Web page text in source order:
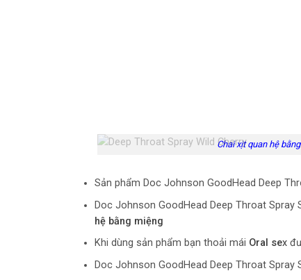
Chai xịt quan hệ
Sản phẩm Doc Johnson GoodHead Deep
Doc Johnson GoodHead Deep Throat
hệ bằng miệng
Khi dùng sản phẩm bạn thoải mái Oral sex
Doc Johnson GoodHead Deep Throat